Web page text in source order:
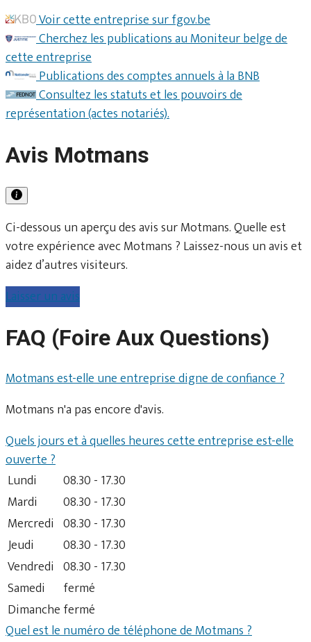
Voir cette entreprise sur fgov.be
Cherchez les publications au Moniteur belge de
cette entreprise
Publications des comptes annuels à la BNB
Consultez les statuts et les pouvoirs de
représentation (actes notariés).
Avis Motmans
Ci-dessous un aperçu des avis sur Motmans. Quelle est
votre expérience avec Motmans ? Laissez-nous un avis et
aidez d’autres visiteurs.
Laisser un avis
FAQ (Foire Aux Questions)
Motmans est-elle une entreprise digne de confiance ?
Motmans n'a pas encore d'avis.
Quels jours et à quelles heures cette entreprise est-elle
ouverte ?
Lundi
08.30 - 17.30
Mardi
08.30 - 17.30
Mercredi 08.30 - 17.30
Jeudi
08.30 - 17.30
Vendredi 08.30 - 17.30
Samedi
fermé
Dimanche fermé
Quel est le numéro de téléphone de Motmans ?